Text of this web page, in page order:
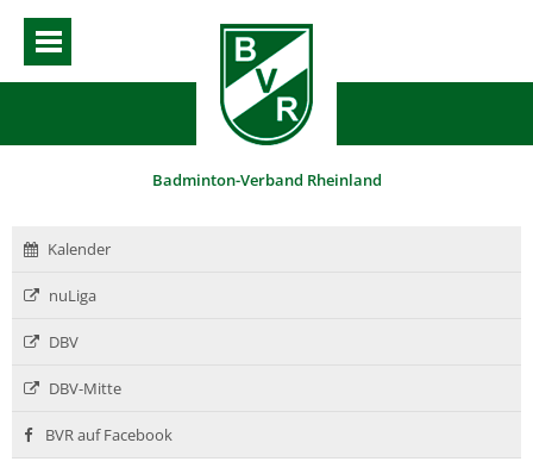
Badminton-Verband Rheinland
Kalender
nuLiga
DBV
DBV-Mitte
BVR auf Facebook